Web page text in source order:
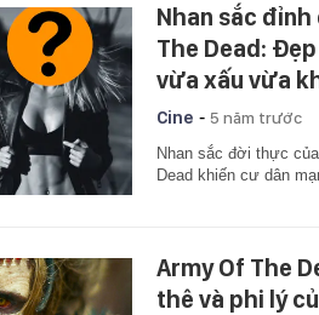
Nhan sắc
The Dead:
vừa xấu vừa
Cine - 5 năm trước
Nhan sắc đời thực
Dead khiến cư dân
Army Of The
thê và phi lý